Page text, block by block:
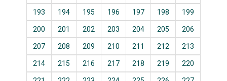
193 194 195 196 197 198 199
200 201 202 203 204 205 206
207 208 209 210 211 212 213
214 215 216 217 218 219 220